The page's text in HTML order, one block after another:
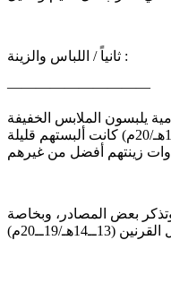
ثانياً / اللباس والزينة :
——————————
يلبسون الملابس الخفيفة
لشدة الحرارة في فصل الصيف واعتدالها في الشتاء. وتتفاوت طبقات المجتمع التهامي في أنواع ألبستها الداخلية والخارجية. فالسواد الأعظم خلال العقود الثمانية الأولى من القرن(14هـ/20م) كانت ألبستهم قليلة
بعض المصادر، وبخاصة